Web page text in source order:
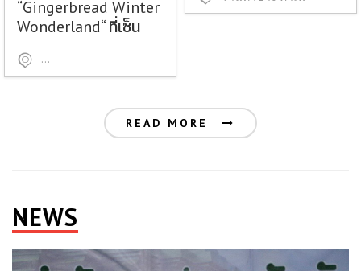
“Gingerbread Winter
Wonderland“ ที่เซ็น
ศูนย์การค้าเซ็นทรัลเฟสติวัล เชียงใหม่
READ MORE
NEWS